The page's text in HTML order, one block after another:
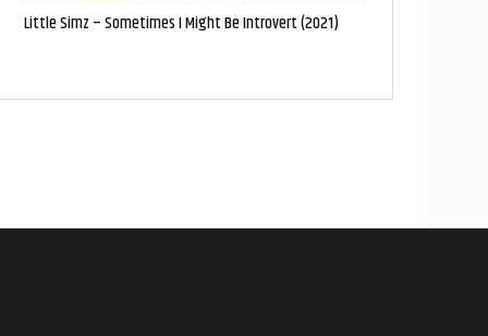
Little Simz – Sometimes I Might Be Introvert (2021)